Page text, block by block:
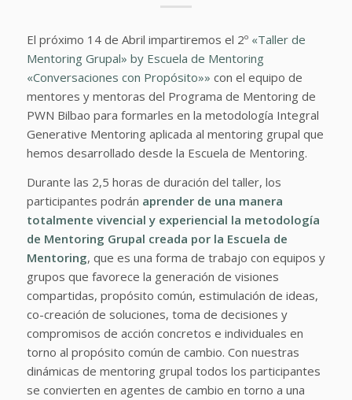
El próximo 14 de Abril impartiremos el 2º «Taller de
Mentoring Grupal» by Escuela de Mentoring
«Conversaciones con Propósito»» con el equipo de
mentores y mentoras del Programa de Mentoring de
PWN Bilbao para formarles en la metodología Integral
Generative Mentoring aplicada al mentoring grupal que
hemos desarrollado desde la Escuela de Mentoring.
Durante las 2,5 horas de duración del taller, los
participantes podrán aprender de una manera
totalmente vivencial y experiencial la metodología
de Mentoring Grupal creada por la Escuela de
Mentoring, que es una forma de trabajo con equipos y
grupos que favorece la generación de visiones
compartidas, propósito común, estimulación de ideas,
co-creación de soluciones, toma de decisiones y
compromisos de acción concretos e individuales en
torno al propósito común de cambio. Con nuestras
dinámicas de mentoring grupal todos los participantes
se convierten en agentes de cambio en torno a una